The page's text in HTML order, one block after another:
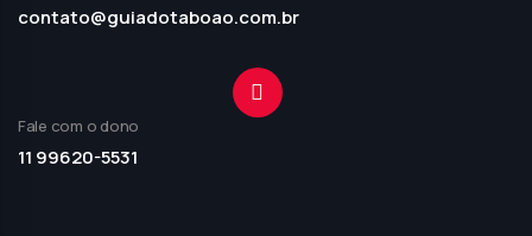
contato@guiadotaboao.com.br
Fale com o dono
11 99620-5531